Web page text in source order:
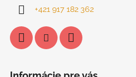
+421 917 182 362